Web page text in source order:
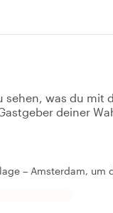
sehen, was du
deiner
– Amsterdam, um